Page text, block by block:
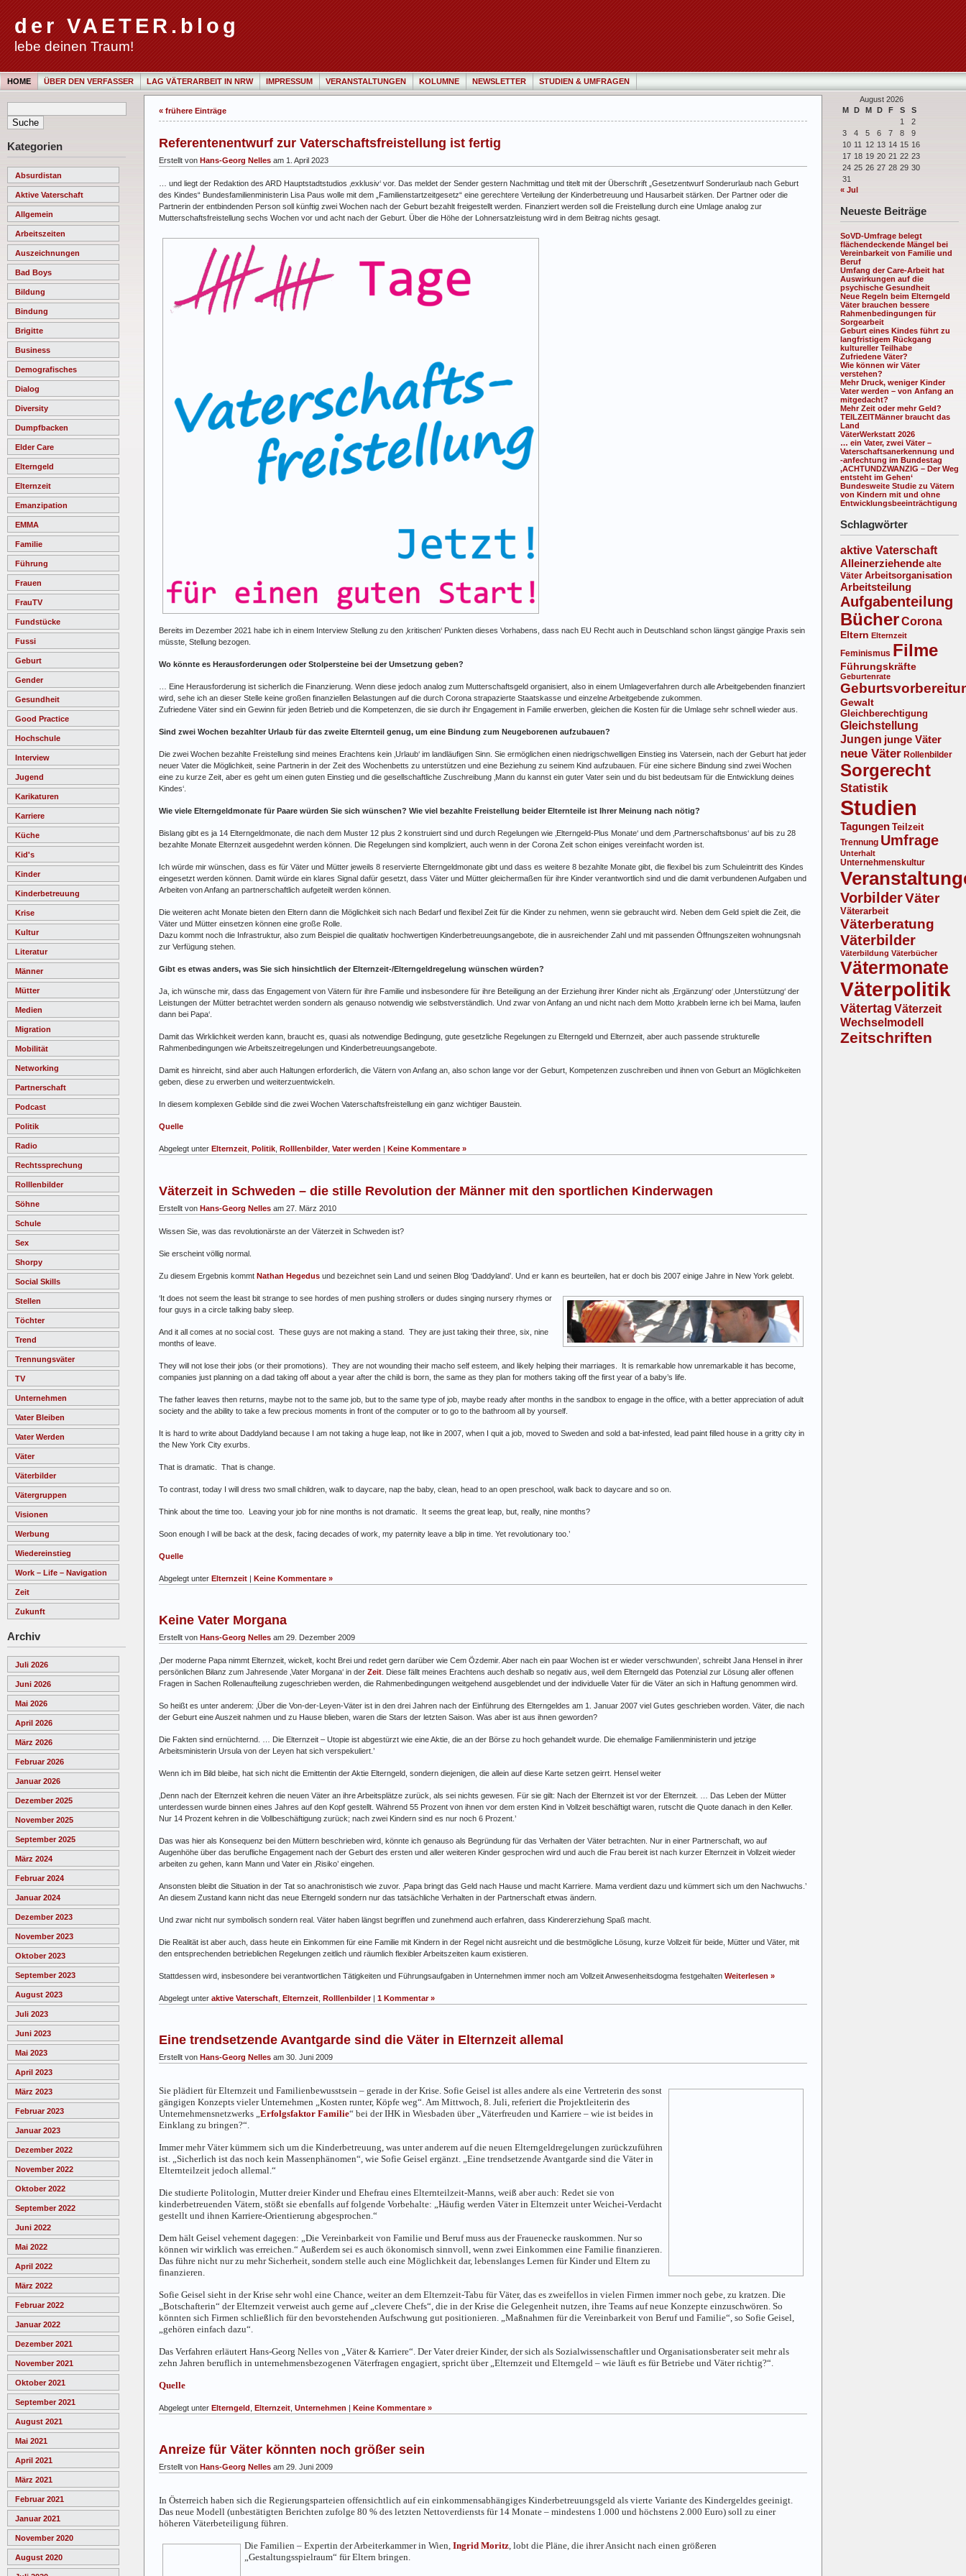
der VAETER.blog
lebe deinen Traum!
HOME ÜBER DEN VERFASSER LAG VÄTERARBEIT IN NRW IMPRESSUM VERANSTALTUNGEN KOLUMNE NEWSLETTER STUDIEN & UMFRAGEN
Kategorien
Absurdistan
Aktive Vaterschaft
Allgemein
Arbeitszeiten
Auszeichnungen
Bad Boys
Bildung
Bindung
Brigitte
Business
Demografisches
Dialog
Diversity
Dumpfbacken
Elder Care
Elterngeld
Elternzeit
Emanzipation
EMMA
Familie
Führung
Frauen
FrauTV
Fundstücke
Fussi
Geburt
Gender
Gesundheit
Good Practice
Hochschule
Interview
Jugend
Karikaturen
Karriere
Küche
Kid's
Kinder
Kinderbetreuung
Krise
Kultur
Literatur
Männer
Mütter
Medien
Migration
Mobilität
Networking
Partnerschaft
Podcast
Politik
Radio
Rechtssprechung
Rolllenbilder
Söhne
Schule
Sex
Shorpy
Social Skills
Stellen
Töchter
Trend
Trennungsväter
TV
Unternehmen
Vater Bleiben
Vater Werden
Väter
Väterbilder
Vätergruppen
Visionen
Werbung
Wiedereinstieg
Work – Life – Navigation
Zeit
Zukunft
Archiv
Juli 2026
Juni 2026
Mai 2026
April 2026
März 2026
Februar 2026
Januar 2026
Dezember 2025
November 2025
September 2025
März 2024
Februar 2024
Januar 2024
Dezember 2023
November 2023
Oktober 2023
September 2023
August 2023
Juli 2023
Juni 2023
Mai 2023
April 2023
März 2023
Februar 2023
Januar 2023
Dezember 2022
November 2022
Oktober 2022
September 2022
Juni 2022
Mai 2022
April 2022
März 2022
Februar 2022
Januar 2022
Dezember 2021
November 2021
Oktober 2021
September 2021
August 2021
Mai 2021
April 2021
März 2021
Februar 2021
Januar 2021
November 2020
August 2020
August 2026
M D M D F S
S
1
2
3
4 5 6 7 8
9
10 11 12 13 14 15 16
17 18 19 20 21 22 23
24 25 26 27 28 29 30
31
« Jul
Neueste Beiträge
SoVD-Umfrage belegt
flächendeckende Mängel bei
Vereinbarkeit von Familie und
Beruf
Umfang der Care-Arbeit hat
Auswirkungen auf die
psychische Gesundheit
Neue Regeln beim Elterngeld
Väter brauchen bessere
Rahmenbedingungen für
Sorgearbeit
Geburt eines Kindes führt zu
langfristigem Rückgang
kultureller Teilhabe
Zufriedene Väter?
Wie können wir Väter
verstehen?
Mehr Druck, weniger Kinder
Vater werden – von Anfang an
mitgedacht?
Mehr Zeit oder mehr Geld?
TEILZEITMänner braucht das
Land
VäterWerkstatt 2026
… ein Vater, zwei Väter –
Vaterschaftsanerkennung und
-anfechtung im Bundestag
‚ACHTUNDZWANZIG – Der Weg
entsteht im Gehen‘
Bundesweite Studie zu Vätern
von Kindern mit und ohne
Entwicklungsbeeinträchtigung
Schlagwörter
aktive Vaterschaft
Alleinerziehende alte
Väter Arbeitsorganisation
Arbeitsteilung
Aufgabenteilung
BücherCorona
Eltern Elternzeit
Feminismus Filme
Führungskräfte
Geburtenrate
Gewalt
Gleichberechtigung
Gleichstellung
Jungen junge Väter
neue Väter Rollenbilder
Sorgerecht
Statistik
Studien
Tagungen Teilzeit
Trennung Umfrage
Unterhalt
Unternehmenskultur
VorbilderVäter
Väterarbeit
Väterberatung
Väterbilder
Väterbildung Väterbücher
Vätermonate
Väterpolitik
Vätertag Väterzeit
Wechselmodell
Zeitschriften
« frühere Einträge
Referentenentwurf zur Vaterschaftsfreistellung ist fertig
Erstellt von Hans-Georg Nelles am 1. April 2023
… und liegt der Redaktion des ARD Hauptstadtstudios ‚exklusiv‘ vor. Das meldet der Sender gestern Nachmittag und titelt mit der Überschrift „Gesetzentwurf Sonderurlaub nach Geburt
des Kindes“ Bundesfamilienministerin Lisa Paus wolle mit dem „Familienstartzeitgesetz“ eine gerechtere Verteilung der Kinderbetreuung und Hausarbeit stärken. Der Partner oder die
Partnerin der entbindenden Person soll künftig zwei Wochen nach der Geburt bezahlt freigestellt werden. Finanziert werden soll die Freistellung durch eine Umlage analog zur
Mutterschaftsfreistellung sechs Wochen vor und acht nach der Geburt. Über die Höhe der Lohnersatzleistung wird in dem Beitrag nichts gesagt.
Bereits im Dezember 2021 habe ich in einem Interview Stellung zu den ‚kritischen‘ Punkten dieses Vorhabens, dass nach EU Recht auch in Deutschland schon längst gängige Praxis sein
müsste, Stellung bezogen.
Wo könnte es Herausforderungen oder Stolpersteine bei der Umsetzung geben?
… Eine Herausforderung ist sicherlich die Finanzierung. Wenn diese jedoch analog zum Mutterschaftsgeld organisiert, also in einem Umlageverfahren durch alle Arbeitgebenden finanziert
wird, sehe ich an dieser Stelle keine großen finanziellen Belastungen auf die durch Corona strapazierte Staatskasse und einzelne Arbeitgebende zukommen.
Zufriedene Väter sind ein Gewinn für jeden Betrieb und die Kompetenzen, die sie durch ihr Engagement in Familie erwerben, gleichen die Kosten für die Umlage sehr schnell wieder aus.
Sind zwei Wochen bezahlter Urlaub für das zweite Elternteil genug, um eine Bindung zum Neugeborenen aufzubauen?
Die zwei Wochen bezahlte Freistellung sind meines Erachtens kein ‚Urlaub‘ im landläufigen Sinn. Sie ermöglichen einen niedrigschwelligen Einstieg ins Vatersein, nach der Geburt hat jeder
neuer Vater die Möglichkeit, seine Partnerin in der Zeit des Wochenbetts zu unterstützen und eine Beziehung zu seinem Kind aufzubauen. Für eine sichere Bindung sind zwei Wochen
eine zu kurze Zeit, aber es geht um einen guten Einstieg und die gesellschaftliche Zuschreibung ‚Mann du kannst ein guter Vater sein und du bist bedeutsam für die Entwicklung deines
Kindes‘.
Wie viele Elterngeldmonate für Paare würden Sie sich wünschen? Wie viel bezahlte Freistellung beider Elternteile ist Ihrer Meinung nach nötig?
Bislang gibt es ja 14 Elterngeldmonate, die nach dem Muster 12 plus 2 konstruiert sind und durch Regelungen wie ‚Elterngeld-Plus Monate‘ und dem ‚Partnerschaftsbonus‘ auf bis zu 28
bezahlte Monate Elternzeit ausgedehnt werden können. Die Regelungen sind kompliziert, auch wenn in der Corona Zeit schon einiges vereinfacht worden ist.
Ich würde mir wünschen, dass es für Väter und Mütter jeweils 8 reservierte Elterngeldmonate gibt und dass es weitere 8 bezahlte Monate gibt, die flexibel bis zum Schuleintritt des Kindes
eingesetzt werden können. Damit würde ein klares Signal dafür gesetzt, dass Väter und Mütter gleichermaßen für ihre Kinder verantwortlich sind und die damit verbundenen Aufgaben und
Arbeiten von Anfang an partnerschaftlich aufgeteilt werden können.
Die weiteren acht Monate bieten den Eltern dann die Möglichkeit sich nach Bedarf und flexibel Zeit für die Kinder zu nehmen, wenn sie gebraucht wird. Neben dem Geld spielt die Zeit, die
Väter und Mütter einsetzen können eine große Rolle.
Dazu kommt noch die Infrastruktur, also zum Beispiel die qualitativ hochwertigen Kinderbetreuungsangebote, die in ausreichender Zahl und mit passenden Öffnungszeiten wohnungsnah
zur Verfügung stehen.
Gibt es etwas anders, was Sie sich hinsichtlich der Elternzeit-/Elterngeldregelung wünschen würden?
Ja, ich wünsche mir, dass das Engagement von Vätern für ihre Familie und insbesondere für ihre Beteiligung an der Erziehung ihrer Kinder nicht als ‚Ergänzung‘ oder ‚Unterstützung‘ der
Leistungen der Mütter betrachtet werden sondern als genauso notwendig wie selbstverständlich. Und zwar von Anfang an und nicht nach dem Motto ‚krabbeln lerne ich bei Mama, laufen
dann bei Papa‘.
Damit das Wirklichkeit werden kann, braucht es, quasi als notwendige Bedingung, gute gesetzliche Regelungen zu Elterngeld und Elternzeit, aber auch passende strukturelle
Rahmenbedingungen wie Arbeitszeitregelungen und Kinderbetreuungsangebote.
Damit es hinreicht, sind aber auch Haltungen erforderlich, die Vätern von Anfang an, also schon lange vor der Geburt, Kompetenzen zuschreiben und ihnen von Geburt an Möglichkeiten
geben, diese zu erwerben und weiterzuentwickeln.
In diesem komplexen Gebilde sind die zwei Wochen Vaterschaftsfreistellung ein ganz wichtiger Baustein.
Quelle
Abgelegt unter Elternzeit, Politik, Rolllenbilder, Vater werden Keine Kommentare »
Väterzeit in Schweden – die stille Revolution der Männer mit den sportlichen Kinderwagen
Erstellt von Hans-Georg Nelles am 27. März 2010
Wissen Sie, was das revolutionärste an der Väterzeit in Schweden ist?
Sie erscheint völlig normal.
Zu diesem Ergebnis kommt Nathan Hegedus und bezeichnet sein Land und seinen Blog ‘Daddyland’. Und er kann es beurteilen, hat er doch bis 2007 einige Jahre in New York gelebt.
‘It does not seem the least bit strange to see hordes of men pushing strollers or dudes singing nursery rhymes or
four guys in a circle talking baby sleep.
And it all comes at no social cost. These guys are not making a stand. They are just taking their three, six, nine
months of leave.
They will not lose their jobs (or their promotions). They are not wounding their macho self esteem, and likely helping their marriages. It is remarkable how unremarkable it has become,
companies just planning on a dad taking off about a year after the child is born, the same as they plan for mothers taking off the first year of a baby’s life.
The father leaves then returns, maybe not to the same job, but to the same type of job, maybe ready after months in the sandbox to engage in the office, with a better appreciation of adult
society and the ability to take a few precious moments in front of the computer or to go to the bathroom all by yourself.
It is hard to write about Daddyland because I am not taking a huge leap, not like in 2007, when I quit a job, moved to Sweden and sold a bat-infested, lead paint filled house in a gritty city in
the New York City exurbs.
That is dramatic. That is change.
To contrast, today I will dress two small children, walk to daycare, nap the baby, clean, head to an open preschool, walk back to daycare and so on.
Think about the time too. Leaving your job for nine months is not dramatic. It seems the great leap, but, really, nine months?
Soon enough I will be back at the desk, facing decades of work, my paternity leave a blip in time. Yet revolutionary too.’
Quelle
Abgelegt unter Elternzeit | Keine Kommentare »
Keine Vater Morgana
Erstellt von Hans-Georg Nelles am 29. Dezember 2009
‚Der moderne Papa nimmt Elternzeit, wickelt, kocht Brei und redet gern darüber wie Cem Özdemir. Aber nach ein paar Wochen ist er wieder verschwunden’, schreibt Jana Hensel in ihrer
persönlichen Bilanz zum Jahresende ‚Vater Morgana‘ in der Zeit . Diese fällt meines Erachtens auch deshalb so negativ aus, weil dem Elterngeld das Potenzial zur Lösung aller offenen
Fragen in Sachen Rollenaufteilung zugeschrieben werden, die Rahmenbedingungen weitgehend ausgeblendet und der individuelle Vater für die Väter an sich in Haftung genommen wird.
So heißt es unter anderem: ‚Über die Von-der-Leyen-Väter ist in den drei Jahren nach der Einführung des Elterngeldes am 1. Januar 2007 viel Gutes geschrieben worden. Väter, die nach
der Geburt eine Auszeit nahmen und zu Hause blieben, waren die Stars der letzten Saison. Was aber ist aus ihnen geworden?
Die Fakten sind ernüchternd. … Die Elternzeit – Utopie ist abgestürzt wie eine Aktie, die an der Börse zu hoch gehandelt wurde. Die ehemalige Familienministerin und jetzige
Arbeitsministerin Ursula von der Leyen hat sich verspekuliert.’
Wenn ich im Bild bleibe, hat sich nicht die Emittentin der Aktie Elterngeld, sondern diejenigen, die allein auf diese Karte setzen geirrt. Hensel weiter
‚Denn nach der Elternzeit kehren die neuen Väter an ihre Arbeitsplätze zurück, als sei nichts gewesen. Für sie gilt: Nach der Elternzeit ist vor der Elternzeit. … Das Leben der Mütter
unterdessen wurde binnen eines Jahres auf den Kopf gestellt. Während 55 Prozent von ihnen vor dem ersten Kind in Vollzeit beschäftigt waren, rutscht die Quote danach in den Keller.
Nur 14 Prozent kehren in die Vollbeschäftigung zurück; nach zwei Kindern sind es nur noch 6 Prozent.’
Das was hier als Konsequenz bei den Müttern beschrieben wird, könnte ich genauso als Begründung für das Verhalten der Väter betrachten. Nur in einer Partnerschaft, wo auf
Augenhöhe über das berufliche Engagement nach der Geburt des ersten und aller weiteren Kinder gesprochen wird und auch die Frau bereit ist nach kurzer Elternzeit in Vollzeit wieder
arbeiten zu gehen, kann Mann und Vater ein ‚Risiko’ eingehen.
Ansonsten bleibt die Situation in der Tat so anachronistisch wie zuvor. ‚Papa bringt das Geld nach Hause und macht Karriere. Mama verdient dazu und kümmert sich um den Nachwuchs.’
An diesem Zustand kann nicht das neue Elterngeld sondern nur das tatsächliche Verhalten in der Partnerschaft etwas ändern.
Und zwar nicht nur symbolisch sondern real. Väter haben längst begriffen und zunehmend auch erfahren, dass Kindererziehung Spaß macht.
Die Realität ist aber auch, dass heute ein Einkommen für eine Familie mit Kindern in der Regel nicht ausreicht und die bestmögliche Lösung, kurze Vollzeit für beide, Mütter und Väter, mit
den entsprechenden betrieblichen Regelungen zeitlich und räumlich flexibler Arbeitszeiten kaum existieren.
Stattdessen wird, insbesondere bei verantwortlichen Tätigkeiten und Führungsaufgaben in Unternehmen immer noch am Vollzeit Anwesenheitsdogma festgehalten Weiterlesen »
Abgelegt unter aktive Vaterschaft Elternzeit Rolllenbilder| 1 Kommentar »
Eine trendsetzende Avantgarde sind die Väter in Elternzeit allemal
Erstellt von Hans-Georg Nelles am 30. Juni 2009
Sie plädiert für Elternzeit und Familienbewusstsein – gerade in der Krise. Sofie Geisel ist alles andere als eine Vertreterin des sonst
gängigen Konzepts vieler Unternehmen „Kosten runter, Köpfe weg“. Am Mittwoch, 8. Juli, referiert die Projektleiterin des
Unternehmensnetzwerks „ Erfolgsfaktor Familie“ bei der IHK in Wiesbaden über „Väterfreuden und Karriere – wie ist beides in
Einklang zu bringen?“.
Immer mehr Väter kümmern sich um die Kinderbetreuung, was unter anderem auf die neuen Elterngeldregelungen zurückzuführen
ist. „Sicherlich ist das noch kein Massenphänomen“, wie Sofie Geisel ergänzt. „Eine trendsetzende Avantgarde sind die Väter in
Elternteilzeit jedoch allemal.“
Die studierte Politologin, Mutter dreier Kinder und Ehefrau eines Elternteilzeit-Manns, weiß aber auch: Redet sie von
kinderbetreuenden Vätern, stößt sie ebenfalls auf folgende Vorbehalte: „Häufig werden Väter in Elternzeit unter Weichei-Verdacht
gestellt und ihnen Karriere-Orientierung abgesprochen.“
Dem hält Geisel vehement dagegen: „Die Vereinbarkeit von Familie und Beruf muss aus der Frauenecke rauskommen. Nur so
können wir wirklich was erreichen.“ Außerdem sei es auch ökonomisch sinnvoll, wenn zwei Einkommen eine Familie finanzieren.
Das führe nicht nur zu mehr Sicherheit, sondern stelle auch eine Möglichkeit dar, lebenslanges Lernen für Kinder und Eltern zu
finanzieren.
Sofie Geisel sieht in der Krise sehr wohl eine Chance, weiter an dem Elternzeit-Tabu für Väter, das es zweifellos in vielen Firmen immer noch gebe, zu kratzen. Die
„Botschafterin“ der Elternzeit verweist auch gerne auf „clevere Chefs“, die in der Krise die Gelegenheit nutzen, ihre Teams auf neue Konzepte einzuschwören. So
könnten sich Firmen schließlich für den bevorstehenden Aufschwung gut positionieren. „Maßnahmen für die Vereinbarkeit von Beruf und Familie“, so Sofie Geisel,
„gehören einfach dazu“.
Das Verfahren erläutert Hans-Georg Nelles von „Väter & Karriere“. Der Vater dreier Kinder, der sich als Sozialwissenschaftler und Organisationsberater seit mehr als
zehn Jahren beruflich in unternehmensbezogenen Väterfragen engagiert, spricht über „Elternzeit und Elterngeld – wie läuft es für Betriebe und Väter richtig?“.
Quelle
Abgelegt unter Elterngeld Elternzeit Unternehmen | Keine Kommentare »
Anreize für Väter könnten noch größer sein
Erstellt von Hans-Georg Nelles am 29. Juni 2009
In Österreich haben sich die Regierungsparteien offensichtlich auf ein einkommensabhängiges Kinderbetreuungsgeld als vierte Variante des Kindergeldes geeinigt.
Das neue Modell (unbestätigten Berichten zufolge 80 % des letzten Nettoverdiensts für 14 Monate – mindestens 1.000 und höchstens 2.000 Euro) soll zu einer
höheren Väterbeteiligung führen.
Die Familien – Expertin der Arbeiterkammer in Wien, Ingrid Moritz lobt die Pläne, die ihrer Ansicht nach einen größeren
„Gestaltungsspielraum“ für Eltern bringen.